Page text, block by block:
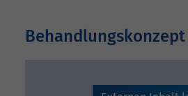
Behandlungskonzept